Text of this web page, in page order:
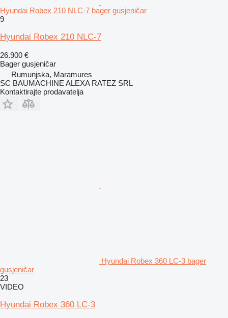
Hyundai Robex 210 NLC-7 bager gusjeničar
9
Hyundai Robex 210 NLC-7
26.900 €
Bager gusjeničar
Rumunjska, Maramures
SC BAUMACHINE ALEXA RATEZ SRL
Kontaktirajte prodavatelja
Hyundai Robex 360 LC-3 bager
gusjeničar
23
VIDEO
Hyundai Robex 360 LC-3